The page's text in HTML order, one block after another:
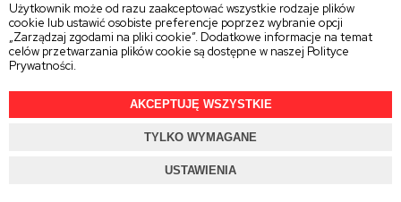
Użytkownik może od razu zaakceptować wszystkie rodzaje plików
cookie lub ustawić osobiste preferencje poprzez wybranie opcji
„Zarządzaj zgodami na pliki cookie”. Dodatkowe informacje na temat
celów przetwarzania plików cookie są dostępne w naszej Polityce
Prywatności.
AKCEPTUJĘ WSZYSTKIE
TYLKO WYMAGANE
USTAWIENIA
Twitter
2025 © Wszelkie Prawa ZastrzeżoneRajsoczewek.pl